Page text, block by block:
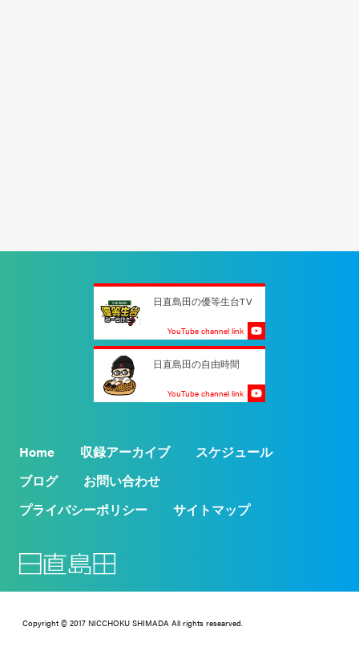
日直島田の優等生台TV
YouTube channel link
日直島田の自由時間
YouTube channel link
Home 収録アーカイブ
スケジュール
ブログ
お問い合わせ
プライバシーポリシー
サイトマップ
Copyright © 2017 NICCHOKU SHIMADA All rights researved.